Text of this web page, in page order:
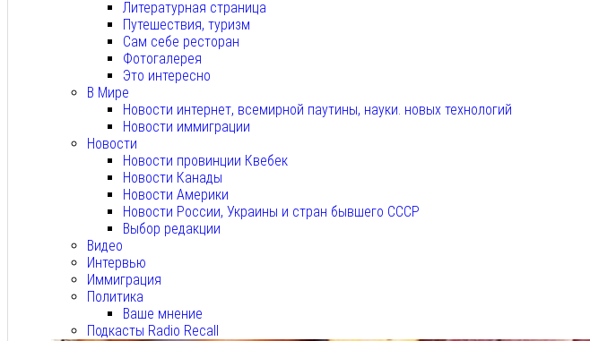
Литературная страница
Путешествия, туризм
Сам себе ресторан
Фотогалерея
Это интересно
В Мире
Новости интернет, всемирной паутины, науки. новых технологий
Новости иммиграции
Новости
Новости провинции Квебек
Новости Канады
Новости Америки
Новости России, Украины и стран бывшего СССР
Выбор редакции
Видео
Интервью
Иммиграция
Политика
Ваше мнение
Подкасты Radio Recall